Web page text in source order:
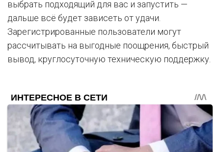
выбрать подходящий для вас и запустить —
дальше всё будет зависеть от удачи.
Зарегистрированные пользователи могут
рассчитывать на выгодные поощрения, быстрый
вывод, круглосуточную техническую поддержку.